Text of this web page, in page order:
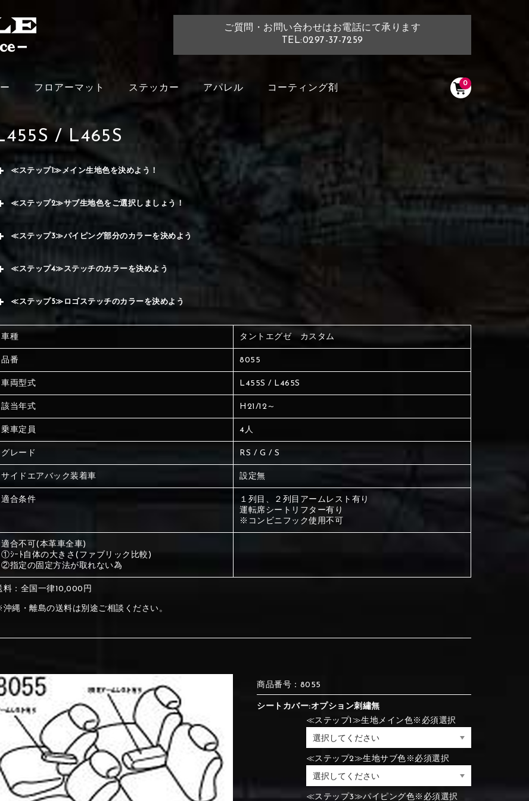
ご質問・お問い合わせはお電話にて承ります
TEL:0297-37-7259
0
フロアーマット ステッカー アパレル コーティング剤
/ L465S
≪ステップ1≫メイン生地色を決めよう！
赤く塗られている場所を選択
ください
①Beige
⑨Pink ⑩White ⑪Black
≪ステップ2≫サブ生地色をご選択しましょう！
赤く塗られている部分にカラ
ー選択ください
①Beige
⑤Dark Brown ⑥Yellow ⑦Blue
≪ステップ3≫パイピング部分のカラーを決めよう
ください
①Beige ②Gray
⑤Dark Brown ⑥Yellow ⑦Blue
≪ステップ4≫ステッチのカラーを決めよう
赤く塗られている場所を選択
ください
刺繍は下記21種類からご選択ください。
①Black ②Gray
⑤Ivory ⑥Red ⑦Wine-red ⑧Yellow
≪ステップ5≫ロゴステッチのカラーを決めよう
赤く塗られている場所を選択
ください
①Black ③Light gray
⑤Ivory ⑥Red ⑦Wine-red ⑧Yellow
車種 タントエグゼ カスタム
品番 8055
車両型式 L455S / L465S
該当年式 H21/12～
乗車定員 4人
グレード RS / G / S
サイドエアバック装着車 設定無
適合条件
１列目、２列目アームレスト有り
運転席シートリフター有り
※コンビニフック使用不可
適合不可(本革車全車)
①ｼｰﾄ自体の大きさ(ファブリック比較)
②指定の固定方法が取れない為
料：全国一律10,000円
縄・離島の送料は別途ご相談ください。
商品番号：8055
シートカバー:オプション刺繡無
≪ステップ1≫生地メイン色※必須選択
≪ステップ2≫生地サブ色※必須選択
≪ステップ3≫パイピング色※必須選択